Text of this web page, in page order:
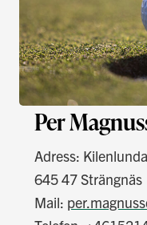
Per
Adress:
645 47 Strängnäs
Mail: